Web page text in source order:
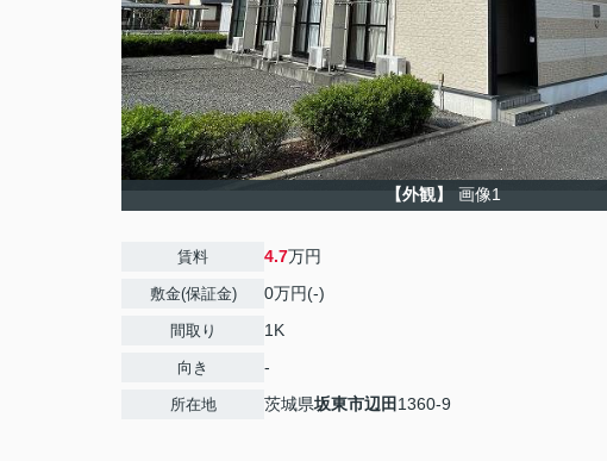
【外観】 画像1
賃料 4.7万円
敷金(保証金) 0万円(-)
間取り 1K
向き -
所在地 茨城県坂東市辺田 1360-9